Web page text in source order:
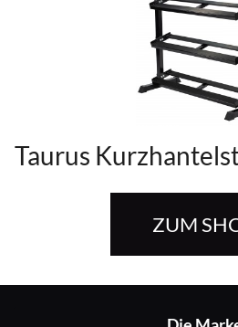
Taurus
ZUM